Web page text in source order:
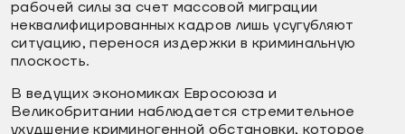
рабочей силы за счет массовой миграции
неквалифицированных кадров лишь усугубляют
ситуацию, перенося издержки в криминальную
плоскость.
В ведущих экономиках Евросоюза и
Великобритании наблюдается стремительное
ухудшение криминогенной обстановки, которое